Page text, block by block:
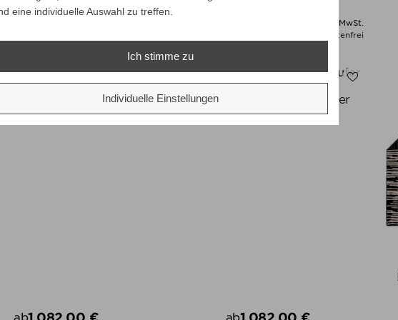
Preis
Preise inkl. ges. MwSt.
absolut versandkostenfrei
HAZE 1 Läufer Nanimarquina HAZE 2 Läufer
eine individuelle Auswahl zu treffen.
Ich stimme zu
Individuelle Einstellungen